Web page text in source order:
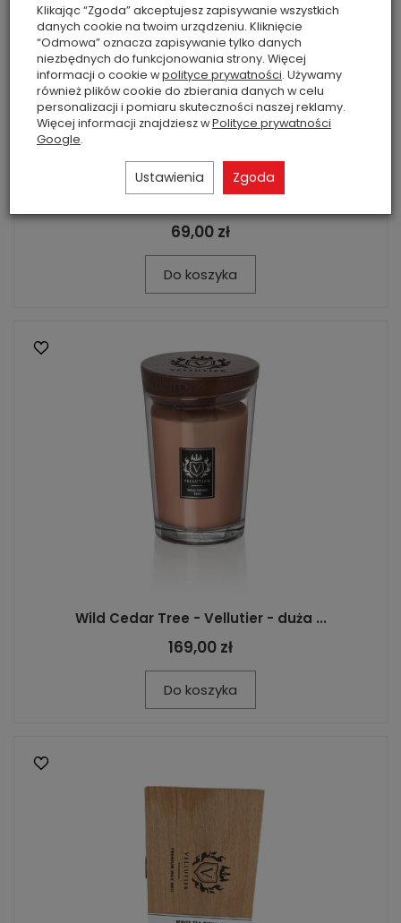
69,00 zł
Do koszyka
Wild Cedar Tree - Vellutier - duża ...
169,00 zł
Do koszyka
Klikając “Zgoda” akceptujesz zapisywanie wszystkich
danych cookie na twoim urządzeniu. Kliknięcie
“Odmowa” oznacza zapisywanie tylko danych
niezbędnych do funkcjonowania strony. Więcej
informacji o cookie wpolityce prywatności. Używamy
również plików cookie do zbierania danych w celu
personalizacji i pomiaru skuteczności naszej reklamy.
Więcej informacji znajdziesz wPolityce prywatności
Google.
Ustawienia Zgoda